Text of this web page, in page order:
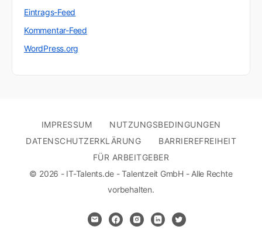
Eintrags-Feed
Kommentar-Feed
WordPress.org
IMPRESSUM
NUTZUNGSBEDINGUNGEN
DATENSCHUTZERKLÄRUNG
BARRIEREFREIHEIT
FÜR ARBEITGEBER
© 2026 - IT-Talents.de - Talentzeit GmbH - Alle Rechte
vorbehalten.